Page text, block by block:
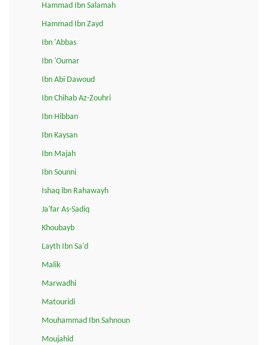
Hammad Ibn Salamah
Hammad Ibn Zayd
Ibn 'Abbas
Ibn 'Oumar
Ibn Abi Dawoud
Ibn Chihab Az-Zouhri
Ibn Hibban
Ibn Kaysan
Ibn Majah
Ibn Sounni
Ishaq ibn Rahawayh
Ja'far As-Sadiq
Khoubayb
Layth Ibn Sa'd
Malik
Marwadhi
Matouridi
Mouhammad Ibn Sahnoun
Moujahid